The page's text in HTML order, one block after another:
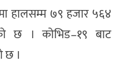
हालसम्म ७९ हजार ५६४
छ । कोभिड–१९ बाट
छ ।